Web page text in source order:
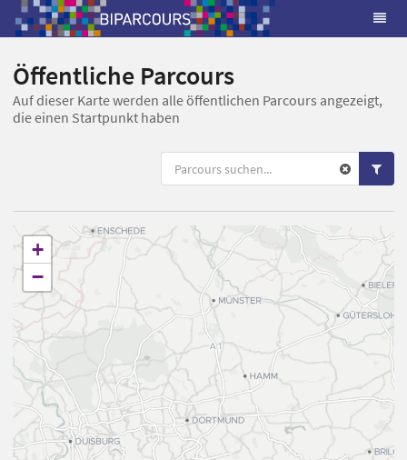
Öffentliche Parcours
Auf dieser Karte werden alle öffentlichen Parcours angezeigt,
die einen Startpunkt haben
+
−